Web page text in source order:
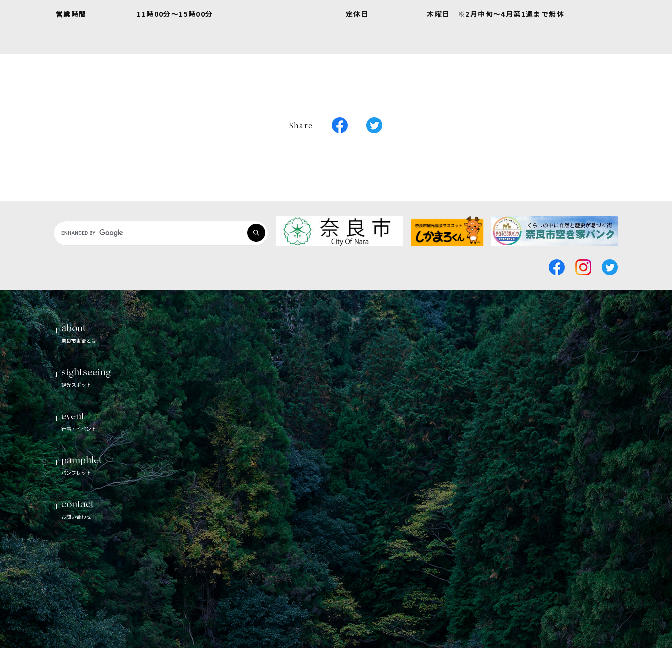
営業時間
11時00分～15時00分 定休日 木曜日 ※2月中旬～4月第1週まで無休
Share
Google
カ
検
索
about
奈良市東部とは
sightseeing
観光スポット
event
行事・イベント
pamphlet
パンフレット
contact
お問い合わせ